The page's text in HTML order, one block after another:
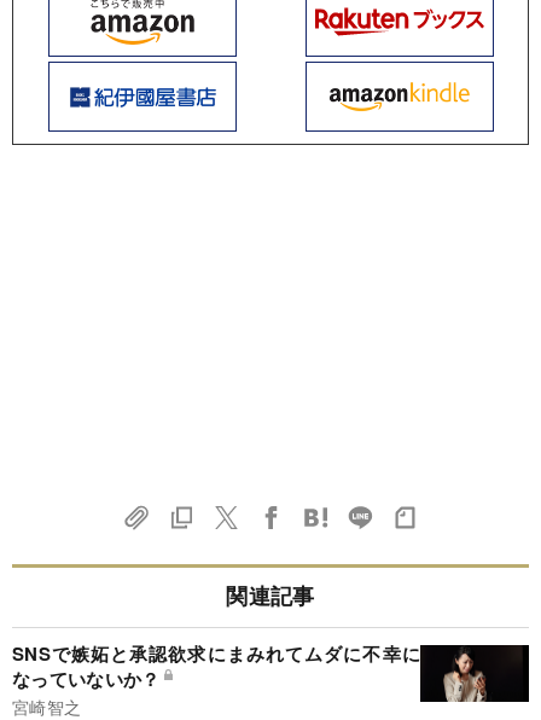
関連記事
SNSで嫉妬と承認欲求にまみれてムダに不幸に
なっていないか？
宮崎智之